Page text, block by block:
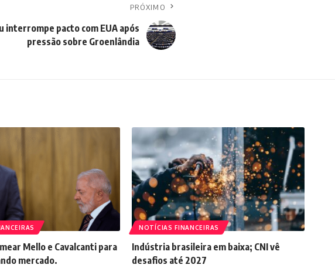
PRÓXIMO
interrompe pacto com EUA após
pressão sobre Groenlândia
Mello e Cavalcanti para
mercado.
NOTÍCIAS FINANCEIRAS
Indústria brasileira em baixa; CNI vê
desafios até 2027